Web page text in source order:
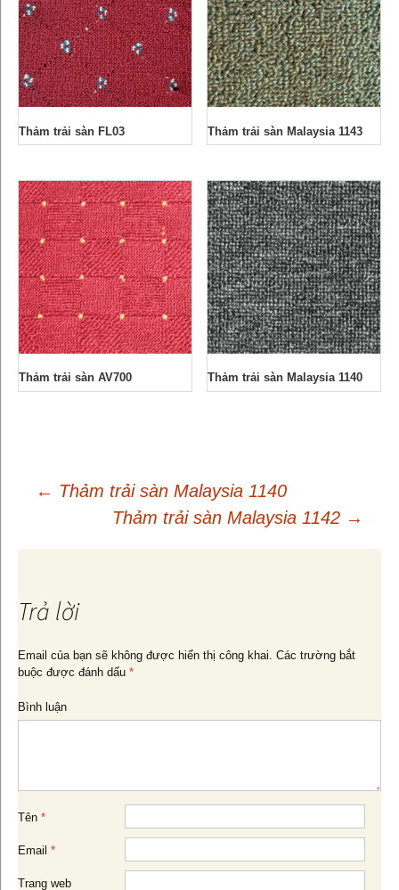
Thảm trải sàn FL03 Thảm trải sàn Malaysia 1143
Thảm trải sàn AV700 Thảm trải sàn Malaysia 1140
hướng
bài
viết
← Thảm trải sàn Malaysia 1140
Thảm trải sàn Malaysia 1142 →
Trả lời
Email của bạn sẽ không được hiển thị công khai. Các trường bắt
buộc được đánh dấu *
Bình luận
Tên *
Email *
Trang web